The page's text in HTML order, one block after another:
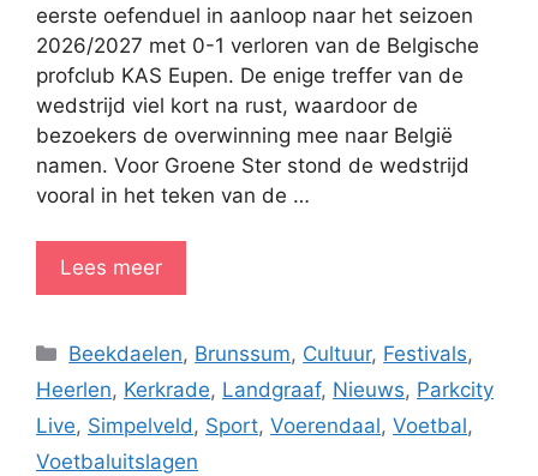
eerste oefenduel in aanloop naar het seizoen
2026/2027 met 0-1 verloren van de Belgische
profclub KAS Eupen. De enige treffer van de
wedstrijd viel kort na rust, waardoor de
bezoekers de overwinning mee naar België
namen. Voor Groene Ster stond de wedstrijd
vooral in het teken van de …
Lees meer
Categorieën
Beekdaelen, Brunssum, Cultuur, Festivals,
Heerlen, Kerkrade, Landgraaf, Nieuws, Parkcity
Live, Simpelveld, Sport, Voerendaal, Voetbal,
Voetbaluitslagen